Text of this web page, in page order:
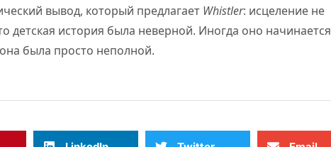
вывод, который предлагает Whistler: исцеление не
детская история была неверной. Иногда оно начинается
была просто неполной.